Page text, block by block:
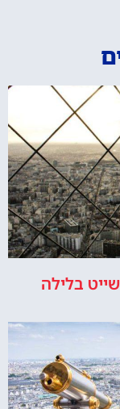
בלילה